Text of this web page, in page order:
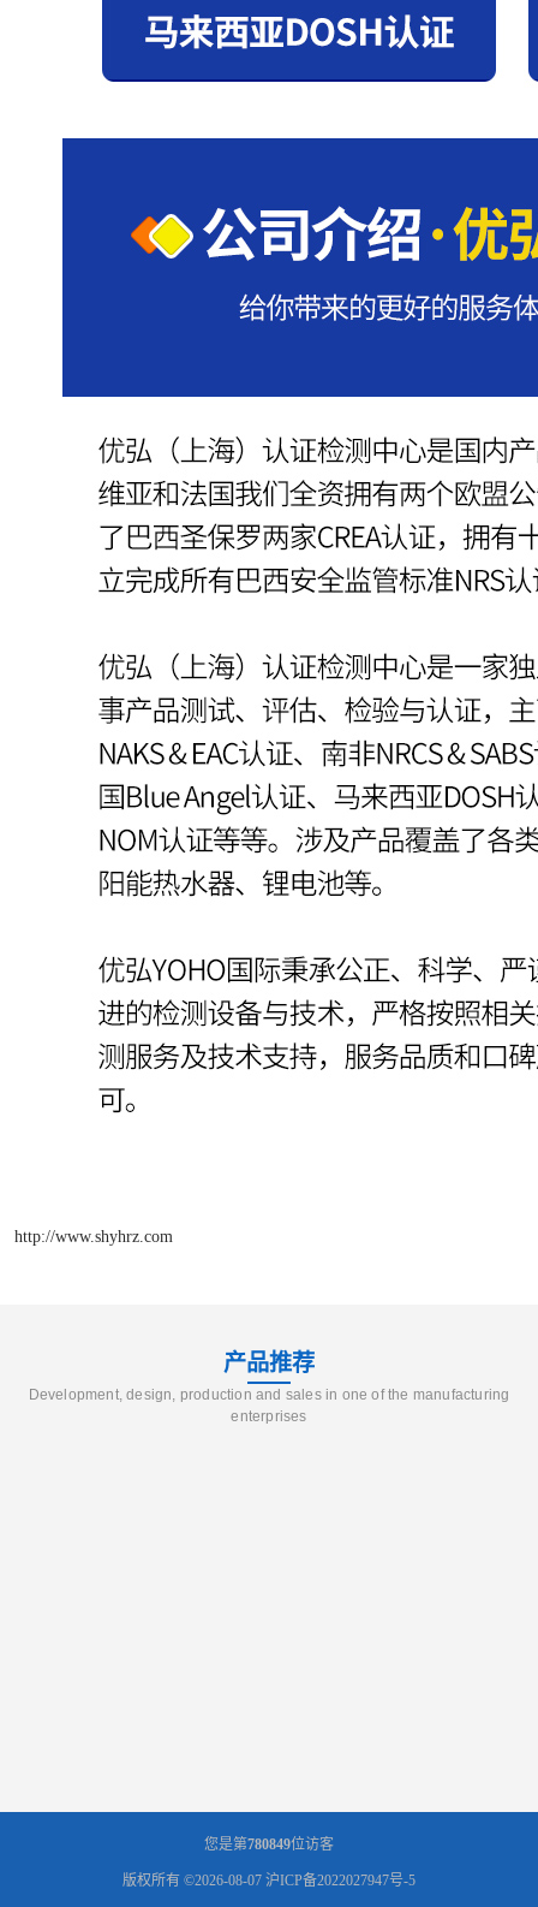
http://www.shyhrz.com
产品推荐
Development, design, production and sales in one of the manufacturing
enterprises
您是第780849位访客
版权所有 ©2026-08-07 沪ICP备2022027947号-5